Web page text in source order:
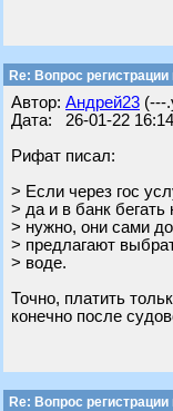
Re: Вопрос
Автор: Андрей23 (---
Дата: 26-01-22 16:14
Рифат писал:
> Если через гос
> да и в банк бегать
> нужно, они сами
> предлагают
> воде.
Точно, платить
конечно после
Re: Вопрос